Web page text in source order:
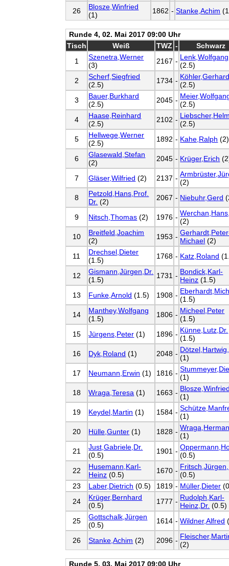
26
Blosze,Winfried
(1)
1862 - Stanke,Achim
Runde 4, 02. Mai 2017 09:00 Uhr
Tisch
Weiß TWZ -
Schwarz
1
Szenetra,Werner
(3)
2167 - Lenk,Wolfgang
(2.5)
2
Scherf,Siegfried
(2.5)
1734 - (2.5)
3
Bauer,Burkhard
(2.5)
2045 - (2.5)
4
Haase,Reinhard
(2.5)
2102 - (2.5)
5
Hellwege,Werner
(2.5)
1892 - Kahe,Ralph (2)
6
Glasewald,Stefan
(2)
2045 - Krüger,Erich
7 Gläser,Wilfried (2) 2137 - (2)
8
Petzold,Hans,Prof.
Dr. (2) 2067 - Niebuhr,Gerd
9 Nitsch,Thomas (2) 1976 - (2)
10
Breitfeld,Joachim
(2)
1953 - Michael (2)
11
Drechsel,Dieter
(1.5)
1768 - Katz,Roland
12
Gismann,Jürgen,Dr.
(1.5)
1731 - Bondick,Karl-
Heinz (1.5)
13
Funke,Arnold (1.5) 1908 - (1.5)
14
Manthey,Wolfgang
(1.5)
1806 - Micheel,Peter
(1.5)
15
Jürgens,Peter (1) 1896 - Künne,Lutz,Dr.
(1.5)
16
Dyk,Roland (1) 2048 - (1)
17
Neumann,Erwin (1) 1816 - (1)
18
Wraga,Teresa (1) 1663 - (1)
19
Keydel,Martin (1) 1584 - (1)
20
Hülle,Gunter (1) 1828 - (1)
21
Just,Gabriele,Dr.
(0.5)
1901 - (0.5)
22
Husemann,Karl-
Heinz (0.5) 1670 - (0.5)
23
Laber,Dietrich (0.5) 1819 - Müller,Dieter
24
Krüger,Bernhard
(0.5)
1777 - Rudolph,Karl-
Heinz,Dr. (0.5)
25
Gottschalk,Jürgen
(0.5)
1614 - Wildner,Alfred
26 Stanke,Achim (2) 2096 - (2)
Runde 5, 03. Mai 2017 09:00 Uhr